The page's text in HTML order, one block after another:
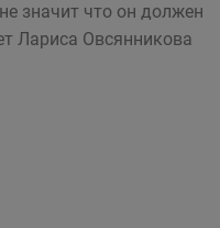
значит что он должен
Лариса Овсянникова